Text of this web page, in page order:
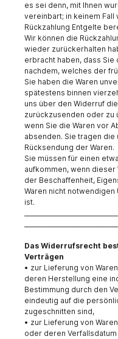
es sei denn, mit Ihnen
vereinbart; in keinem
Rückzahlung Entgelte
Wir können die
wieder zurückerhalten
erbracht haben, dass Sie
nachdem, welches der
Sie haben die Waren
spätestens binnen
uns über den Widerruf
zurückzusenden oder zu
wenn Sie die Waren vor
absenden. Sie tragen
Rücksendung der Waren.
Sie müssen für einen
aufkommen, wenn dieser
der Beschaffenheit,
Waren nicht notwendigen
ist.
Das Widerrufsrecht
Verträgen
• zur Lieferung von
deren Herstellung eine
Bestimmung durch den
eindeutig auf die
zugeschnitten sind,
• zur Lieferung von
oder deren